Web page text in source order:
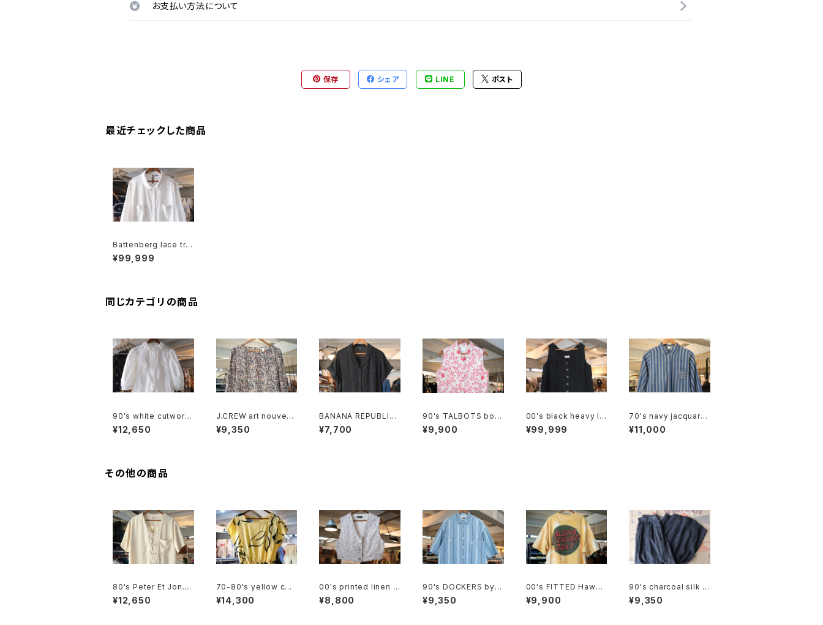
お支払い方法について
保存 シェア LINE ポスト
最近チェックした商品
Battenberg lace tri
mmed long Shirt
¥99,999
同じカテゴリの商品
90's white cutwork
lace trimmed cotto
n Blouse
¥12,650
J.CREW art nouveau
silk pullover Blouse
¥9,350
BANANA REPUBLIC
black rayon open c
ollar Shirt
¥7,700
90's TALBOTS bota
nical scroll printed I
rish linen sleeveles
¥9,900
00's black heavy lin
en sleeveless Top
¥99,999
70's navy jacquard
stripe balloon slee
ve Shirt
¥11,000
その他の商品
80's Peter Et Jon. i
vory chinese-butto
n silk Shirt
¥12,650
70-80's yellow cott
on french sleeve bl
ouse Dress
¥14,300
00's printed linen c
otton short Vest
¥8,800
90's DOCKERS by L
evi's multi-stripe c
hambray Shirt
¥9,350
00's FITTED Hawaii
cut-off tie-dye Tee
¥9,900
90's charcoal silk c
ulotte Pants
¥9,350